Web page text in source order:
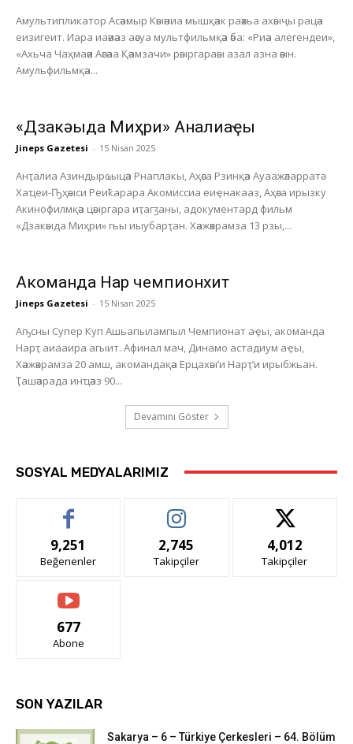
Амультипликатор Асәамыр Кәыәниа мышқәак раәхьа ахәыҷы рацәа
еизигеит. Иара иаәиәаз аәсуа мультфильмқәа әба: «Риәа алегендеи»,
«Ахьча Чаҳмаәи Аәсәаа Қәамзачи» рәыргараәы азал азна әәын.
Амульфильмқәа...
«Дзакәыда Миҳри» Анҭалиаҿы
Jineps Gazetesi - 15 Nisan 2025
Анҭалиа Азиндырҩыцәа Рнаплакы, Аҳәса Рзинқәа Ауаажәларратә
Хаҵеи-Ҧҳәыси Реиҟарара Акомиссиа еиҿнакааз, Аҳәса ирызку
Акинофилмқәа цәыргара иҭагӡаны, адокументард фильм
«Дзакәыда Миҳри» гьы иыубарҭан. Хәажәкрамза 13 рзы,...
Акоманда Нарҭ чемпионхит
Jineps Gazetesi - 15 Nisan 2025
Аҧсны Супер Куп Ашьапылампыл Чемпионат аҿы, акоманда
Нарҭ аиааира агыит. Афинал мач, Динамо астадиум аҿы,
Хәажәкрамза 20 амш, акомандақәа Ерцахәы’и Нарҭ’и ирыбжьан.
Ҭашәарада инҵәаз 90...
Devamını Göster
SOSYAL MEDYALARIMIZ
9,251
Beğenenler
2,745
Takipçiler
4,012
Takipçiler
677
Abone
SON YAZILAR
Sakarya – 6 – Türkiye Çerkesleri – 64. Bölüm